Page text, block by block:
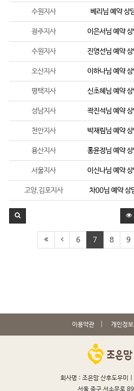
수원지사 베리 님 예약 상
광주지사 이은서님 예약
수원지사 진영선님 예약
오산지사 이하나님 예약
평택지사 신초혜 님 예약
성남지사 곽진석님 예약
천안지사 박재림님 예약
용산지사 홍윤정님 예약
서울지사 이신나님 예약
고양,김포지사 차00님 예약 상
6 7 8 9
이용약관 개인정
회사명 : 조은맘 산후도우미 |
서울 중구 서소문로